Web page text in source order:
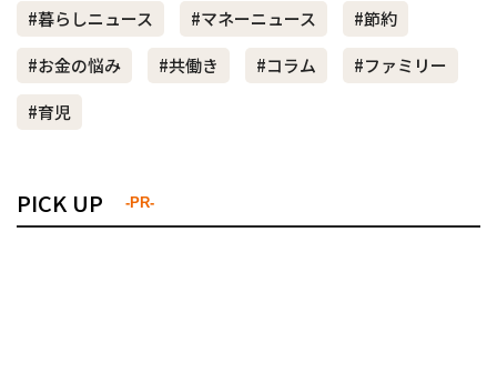
#暮らしニュース #マネーニュース
#節約
#お金の悩み
#共働き #コラム
#ファミリー
#育児
PICK UP -PR-